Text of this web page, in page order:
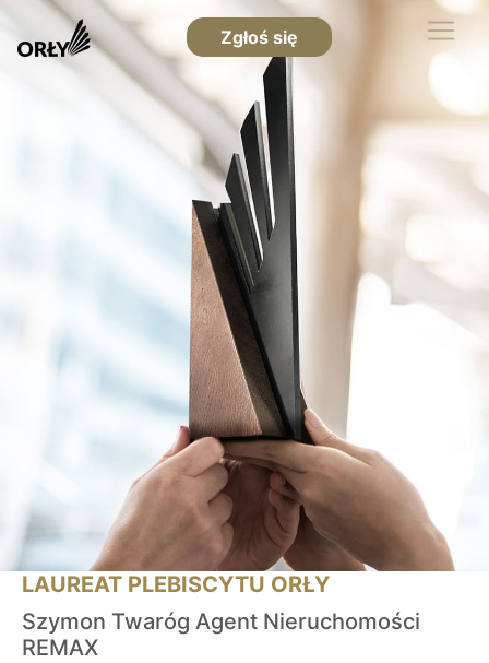
Zgłoś się
LAUREAT PLEBISCYTU ORŁY
Szymon Twaróg Agent Nieruchomości
REMAX